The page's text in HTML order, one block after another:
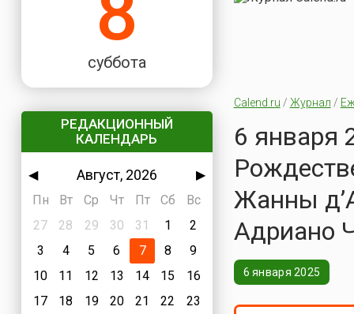
суббота
РЕДАКЦИОННЫЙ
КАЛЕНДАРЬ
◀ Август, 2026
▶
Пн
Вт Ср Чт Пт Сб
Вс
27
28 29 30 31 1
2
3
4 5 6 7 8
9
10
11 12 13 14 15
16
17
18 19 20 21 22
23
Calend.ru / Журнал /
6 января
Жанны
Адриано
6 января 2025